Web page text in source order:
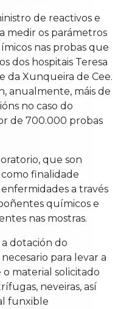
de reactivos e
medir os parámetros
nas probas que
dos hospitais Teresa
da Xunqueira de Cee.
anualmente, máis de
no caso do
de 700.000 probas
que son
como finalidade
a través
químicos e
nas mostras.
dotación do
para levar a
o material solicitado
neveiras, así
funxible